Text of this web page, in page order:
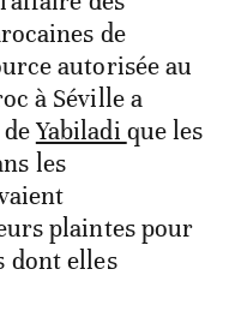
de
autorisée au
à Séville a
deYabiladi que les
les
plaintes pour
dont elles